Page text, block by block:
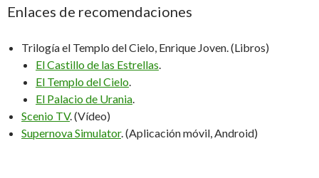
Enlaces de recomendaciones
Trilogía el Templo del Cielo, Enrique Joven. (Libros)
El Castillo de las Estrellas.
El Templo del Cielo.
El Palacio de Urania.
Scenio TV. (Vídeo)
Supernova Simulator. (Aplicación móvil, Android)